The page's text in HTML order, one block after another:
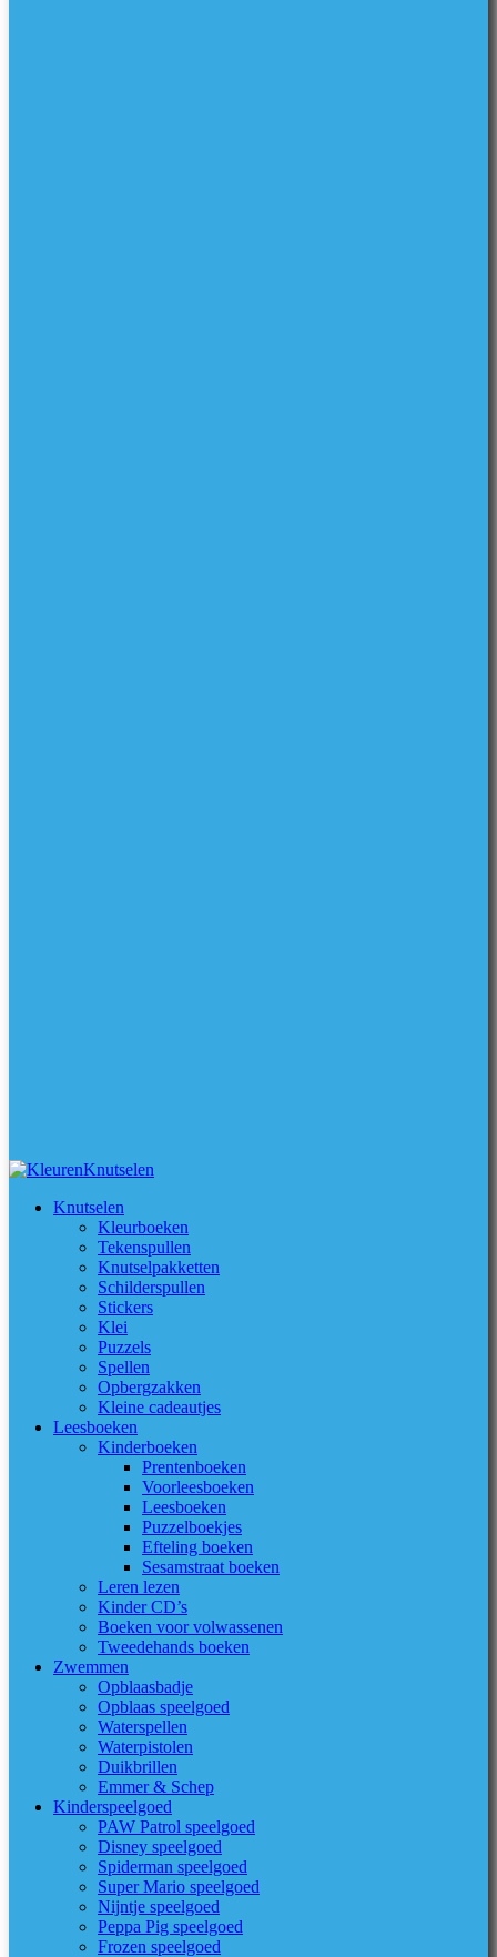
Knutselen
Kleurboeken
Tekenspullen
Knutselpakketten
Schilderspullen
Stickers
Klei
Puzzels
Spellen
Opbergzakken
Kleine cadeautjes
Leesboeken
Kinderboeken
Prentenboeken
Voorleesboeken
Leesboeken
Puzzelboekjes
Efteling boeken
Sesamstraat boeken
Leren lezen
Kinder CD’s
Boeken voor volwassenen
Tweedehands boeken
Zwemmen
Opblaasbadje
Opblaas speelgoed
Waterspellen
Waterpistolen
Duikbrillen
Emmer & Schep
Kinderspeelgoed
PAW Patrol speelgoed
Disney speelgoed
Spiderman speelgoed
Super Mario speelgoed
Nijntje speelgoed
Peppa Pig speelgoed
Frozen speelgoed